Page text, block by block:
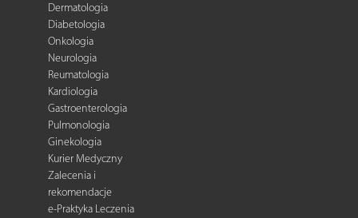
Dermatologia
Diabetologia
Onkologia
Neurologia
Reumatologia
Kardiologia
Gastroenterologia
Pulmonologia
Ginekologia
Kurier Medyczny
Zalecenia i
rekomendacje
e-Praktyka Leczenia